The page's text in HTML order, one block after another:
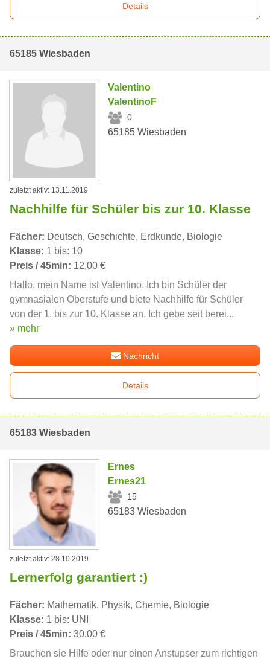
Details
65185 Wiesbaden
Valentino
ValentinoF
0
65185 Wiesbaden
zuletzt aktiv: 13.11.2019
Nachhilfe für Schüler bis zur 10. Klasse
Fächer: Deutsch, Geschichte, Erdkunde, Biologie
Klasse: 1 bis: 10
Preis / 45min: 12,00 €
Hallo, mein Name ist Valentino. Ich bin Schüler der
gymnasialen Oberstufe und biete Nachhilfe für Schüler
von der 1. bis zur 10. Klasse an. Ich gebe seit berei...
» mehr
Nachricht
Details
65183 Wiesbaden
Ernes
Ernes21
15
65183 Wiesbaden
zuletzt aktiv: 28.10.2019
Lernerfolg garantiert :)
Fächer: Mathematik, Physik, Chemie, Biologie
Klasse: 1 bis: UNI
Preis / 45min: 30,00 €
Brauchen sie Hilfe oder nur einen Anstupser zum richtigen